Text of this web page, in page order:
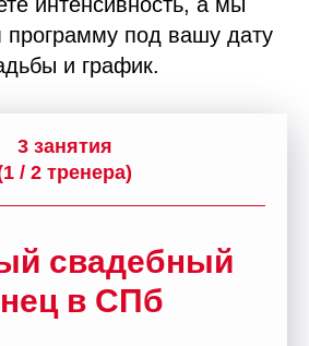
программу под вашу дату
и график.
3 занятия
/ 2 тренера)
свадебный
в СПб